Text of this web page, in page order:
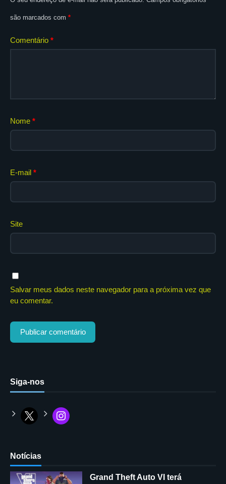
são marcados com *
Comentário *
Nome *
E-mail *
Site
Salvar meus dados neste navegador para a próxima vez que
eu comentar.
Siga-nos
Notícias
Grand Theft Auto VI terá